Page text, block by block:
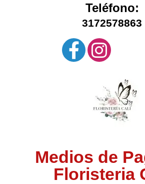
Teléfono:
3172578863
Medios de
Floristeria